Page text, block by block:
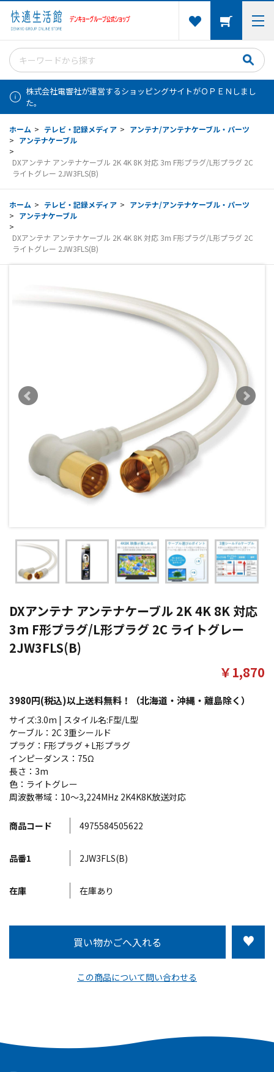
株式会社電響社が運営するショッピングサイトがＯＰＥＮしまし
た。
ホーム > テレビ・記録メディア > アンテナ/アンテナケーブル・パーツ
> アンテナケーブル
>
DXアンテナ アンテナケーブル 2K 4K 8K 対応 3m F形プラグ/L形プラグ 2C
ライトグレー 2JW3FLS(B)
ホーム > テレビ・記録メディア > アンテナ/アンテナケーブル・パーツ
> アンテナケーブル
>
DXアンテナ アンテナケーブル 2K 4K 8K 対応 3m F形プラグ/L形プラグ 2C
ライトグレー 2JW3FLS(B)
DXアンテナ アンテナケーブル 2K 4K 8K 対応
3m F形プラグ/L形プラグ 2C ライトグレー
2JW3FLS(B)
3980円(税込)以上送料無料！（北海道・沖縄・離島除く）
￥1,870
商品コード 4975584505622
品番1 2JW3FLS(B)
在庫 在庫あり
この商品について問い合わせる
サイズ:3.0m | スタイル名:F型/L型
ケーブル：2C 3重シールド
プラグ：F形プラグ + L形プラグ
インピーダンス：75Ω
長さ：3m
色：ライトグレー
周波数帯域：10～3,224MHz 2K4K8K放送対応